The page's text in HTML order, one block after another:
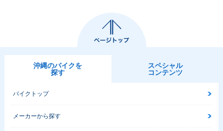
2015年 YZF-R2
5・特別・限定仕様
沖縄のバイクを
探す
スペシャル
コンテンツ
バイクトップ
メーカーから探す